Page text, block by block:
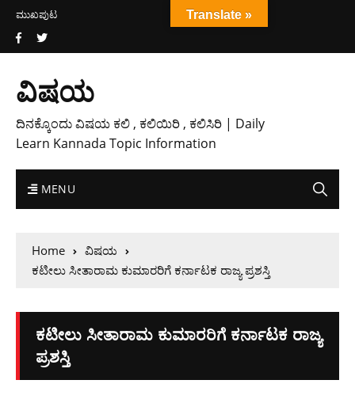
ಮುಖಪುಟ
ವಿಷಯ
ದಿನಕ್ಕೊಂದು ವಿಷಯ ಕಲಿ , ಕಲಿಯಿರಿ , ಕಲಿಸಿರಿ | Daily
Learn Kannada Topic Information
MENU
Home
ವಿಷಯ
ಕಟೀಲು ಸೀತಾರಾಮ ಕುಮಾರರಿಗೆ ಕರ್ನಾಟಕ ರಾಜ್ಯ ಪ್ರಶಸ್ತಿ
ಕಟೀಲು ಸೀತಾರಾಮ ಕುಮಾರರಿಗೆ ಕರ್ನಾಟಕ ರಾಜ್ಯ
ಪ್ರಶಸ್ತಿ
Translate »